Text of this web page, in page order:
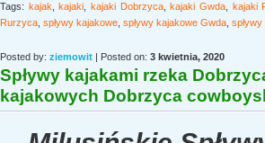
Tags: kajak ,kajaki kajaki Dobrzyca,kajaki Gwda, kajaki
Rurzyca spływy kajakowe spływy kajakowe Gwda spływy
Posted by: ziemowit | Posted on: 3 kwietnia, 2020
Spływy kajakami rzeka
kajakowych Dobrzyca